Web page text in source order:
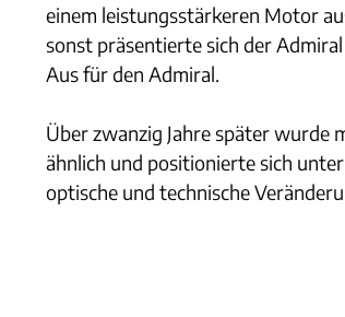
einem leistungsstärkeren Motor
sonst präsentierte sich der
Aus für den Admiral.
Über zwanzig Jahre später wurde
ähnlich und positionierte sich
optische und technische